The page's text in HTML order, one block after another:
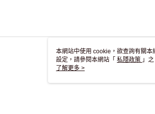
本網站中使用 cookie，欲查詢有關
設定，請參閱本網站「 私隱政策 」
用 cookie。
了解更多 >